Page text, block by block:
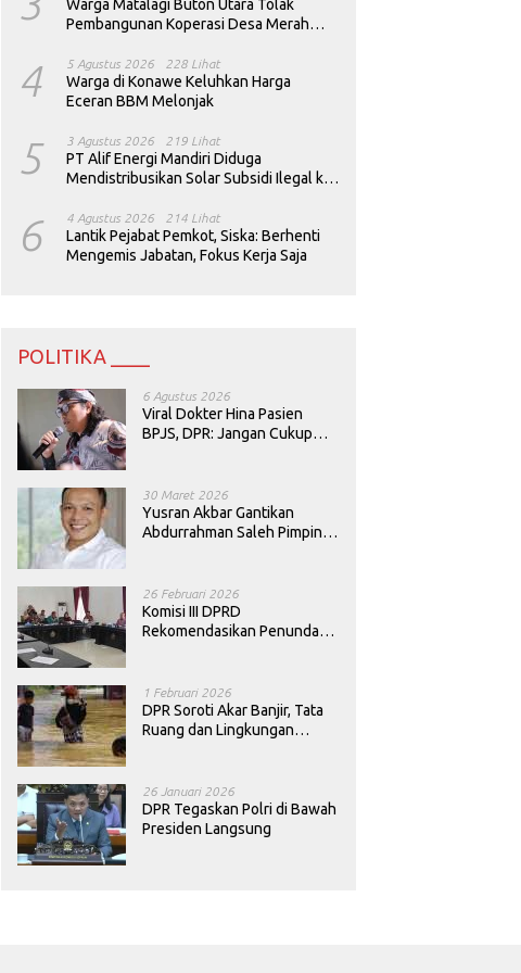
Warga Matalagi Buton Utara Tolak
Pembangunan Koperasi Desa Merah
4 5 Agustus 2026 228 Lihat
Warga di Konawe Keluhkan Harga
Eceran BBM Melonjak
5 3 Agustus 2026 219 Lihat
PT Alif Energi Mandiri Diduga
Mendistribusikan Solar Subsidi Ilegal ke
6 4 Agustus 2026 214 Lihat
Lantik Pejabat Pemkot, Siska: Berhenti
Mengemis Jabatan, Fokus Kerja Saja
POLITIKA ____
6 Agustus 2026
Viral Dokter Hina Pasien
BPJS, DPR: Jangan Cukup
30 Maret 2026
Yusran Akbar Gantikan
Abdurrahman Saleh Pimpin
26 Februari 2026
Komisi III DPRD
Rekomendasikan Penundaan
1 Februari 2026
DPR Soroti Akar Banjir, Tata
Ruang dan Lingkungan
26 Januari 2026
DPR Tegaskan Polri di Bawah
Presiden Langsung